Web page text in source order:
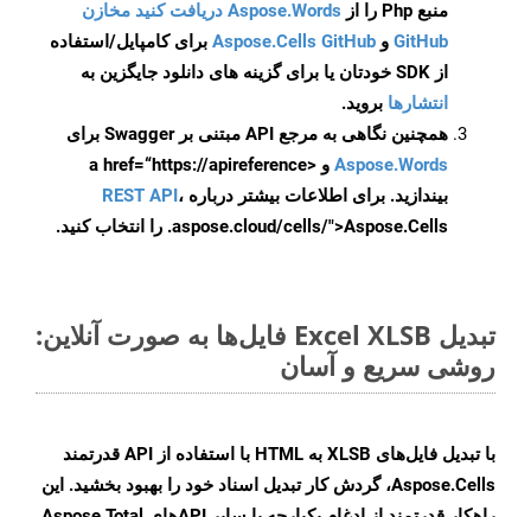
منبع Php را از
Aspose.Words دریافت کنید مخازن
GitHub و Aspose.Cells GitHub برای کامپایل/استفاده
از SDK خودتان یا برای گزینه های دانلود جایگزین به
انتشارها بروید.
همچنین نگاهی به مرجع API مبتنی بر Swagger برای
Aspose.Words
و <a href=“https://apireference
بیندازید. برای اطلاعات بیشتر درباره REST API،
.aspose.cloud/cells/">Aspose.Cells را انتخاب کنید.
تبدیل Excel XLSB فایل‌ها به صورت آنلاین:
روشی سریع و آسان
با تبدیل فایل‌های XLSB به HTML با استفاده از API قدرتمند
Aspose.Cells، گردش کار تبدیل اسناد خود را بهبود بخشید. این